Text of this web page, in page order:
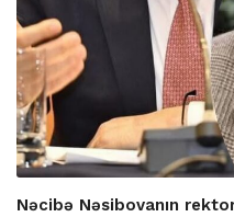
Nəcibə Nəsibovanın